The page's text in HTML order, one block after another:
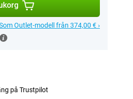
Outlet-modell från 374,00 € ›
på Trustpilot